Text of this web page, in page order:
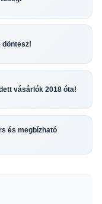
döntesz!
vásárlók 2018 óta!
és megbízható